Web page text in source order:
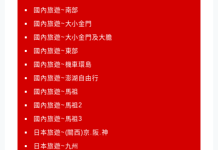
國內旅遊~南部
國內旅遊~大小金門
國內旅遊~大小金門及大膽
國內旅遊~東部
國內旅遊~機車環島
國內旅遊~澎湖自由行
國內旅遊~馬祖
國內旅遊~馬祖2
國內旅遊~馬祖3
日本旅遊~(關西)京.阪.神
日本旅遊~九州